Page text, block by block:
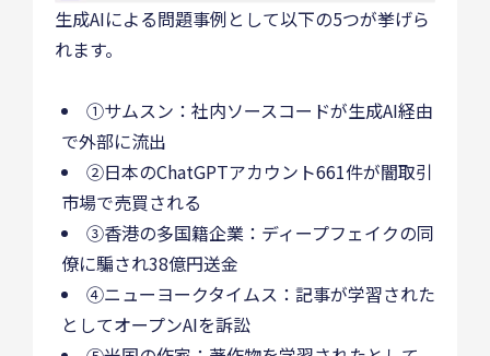
生成AIによる問題事例として以下の5つが挙げら
れます。
①サムスン：社内ソースコードが生成AI経由
で外部に流出
②日本のChatGPTアカウント661件が闇取引
市場で売買される
③香港の多国籍企業：ディープフェイクの同
僚に騙され38億円送金
④ニューヨークタイムス：記事が学習された
としてオープンAIを訴訟